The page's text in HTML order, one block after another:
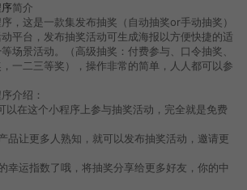
简介
，这是一款集发布抽奖（自动抽奖or手动抽奖）
平台，发布抽奖活动可生成海报以方便快捷的适
等场景活动。（高级抽奖：付费参与、口令抽奖、
一二三等奖），操作非常的简单，人人都可以参
介绍：
以在这个小程序上参与抽奖活动，完全就是免费
品让更多人熟知，就可以发布抽奖活动，邀请更
幸运指数了哦，将抽奖分享给更多好友，你的中